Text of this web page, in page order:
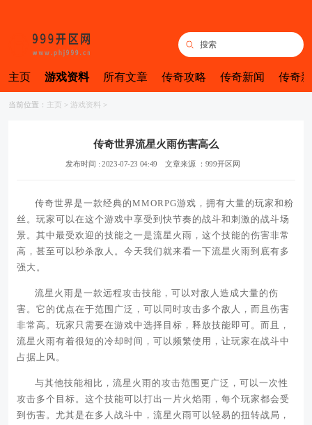
主页 游戏资料 所有文章 传奇攻略 传奇新闻 传奇
当前位置： 主页 > 游戏资料 >
传奇世界流星火雨伤害高么
发布时间 : 2023-07-23 04:49 文章来源 ：999开区网
传奇世界是一款经典的MMORPG游戏，拥有大量的玩家和粉
丝。玩家可以在这个游戏中享受到快节奏的战斗和刺激的战斗场
景。其中最受欢迎的技能之一是流星火雨，这个技能的伤害非常
高，甚至可以秒杀敌人。今天我们就来看一下流星火雨到底有多
强大。
流星火雨是一款远程攻击技能，可以对敌人造成大量的伤
害。它的优点在于范围广泛，可以同时攻击多个敌人，而且伤害
非常高。玩家只需要在游戏中选择目标，释放技能即可。而且，
流星火雨有着很短的冷却时间，可以频繁使用，让玩家在战斗中
占据上风。
与其他技能相比，流星火雨的攻击范围更广泛，可以一次性
攻击多个目标。这个技能可以打出一片火焰雨，每个玩家都会受
到伤害。尤其是在多人战斗中，流星火雨可以轻易的扭转战局，